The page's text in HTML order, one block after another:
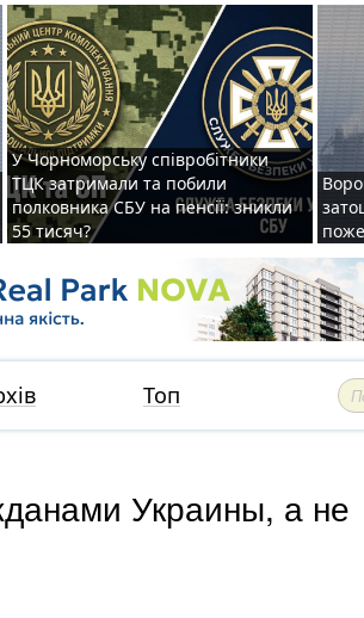
У Чорноморську співробітники
ТЦК затримали та побили
полковника СБУ на пенсії: зникли
55 тисяч?
Топ
Украины, а не